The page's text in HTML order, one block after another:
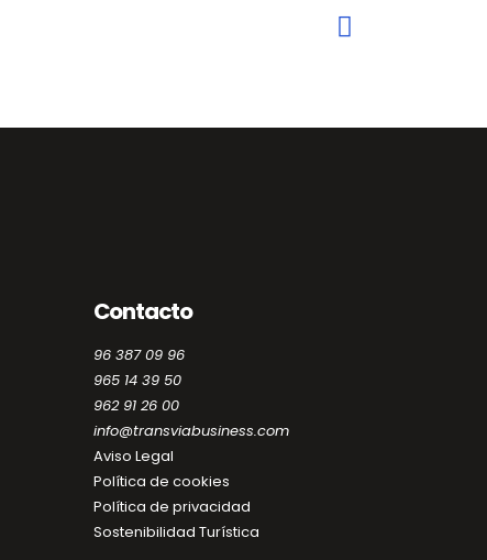
Contacto
96 387 09 96
965 14 39 50
962 91 26 00
info@transviabusiness.com
Aviso Legal
Política de cookies
Política de privacidad
Sostenibilidad Turística